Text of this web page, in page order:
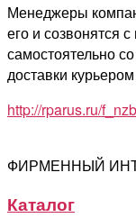
Менеджеры
его и созвонятся
самостоятельно
доставки
http://rparus.ru/
ФИРМЕННЫЙ
Каталог